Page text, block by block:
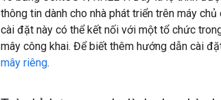
thông tin dành cho nhà phát triển trên máy
cài đặt này có thể kết nối với một tổ chức
mây công khai. Để biết thêm hướng dẫn cài
mây riêng.